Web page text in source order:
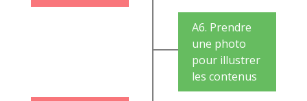
A6. Prendre
une photo
pour illustrer
les contenus